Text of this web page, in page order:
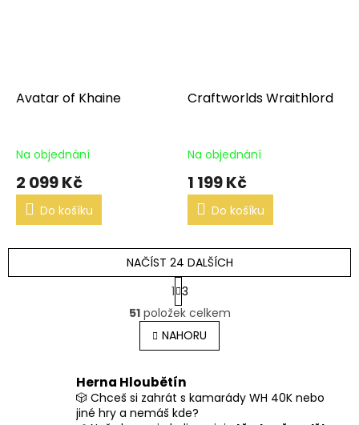
Avatar of Khaine
Na objednání
2 099 Kč
Do košíku
Craftworlds Wraithlord
Na objednání
1 199 Kč
Do košíku
O
v
l
á
a
c
í
NAČÍST 24 DALŠÍCH
S
t
r
á
n
k
v
á
n
í
1 3
51položek celkem
NAHORU
Herna Hloubětín
🎲 Chceš si zahrát s kamarády WH 40K nebo
jiné hry a nemáš kde?